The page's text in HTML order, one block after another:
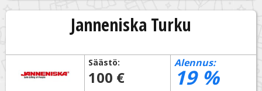
Janneniska Turku
Säästö:
100 €
Alennus:
19%